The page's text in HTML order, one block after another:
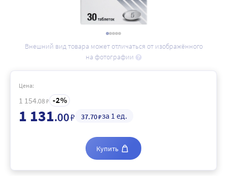
Внешний вид товара может отличаться от изображённого
на фотографии
Цена:
1 154.08₽ 2
1 131.00₽ 37.70₽за 1 ед.
Купить